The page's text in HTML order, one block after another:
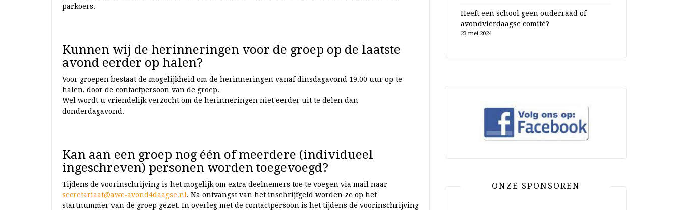
parkoers.
Kunnen wij de herinneringen voor de groep op de laatste
avond eerder op halen?
Voor groepen bestaat de mogelijkheid om de herinneringen vanaf dinsdagavond 19.00 uur op te
halen, door de contactpersoon van de groep.
Wel wordt u vriendelijk verzocht om de herinneringen niet eerder uit te delen dan
donderdagavond.
Kan aan een groep nog één of meerdere (individueel
ingeschreven) personen worden toegevoegd?
Tijdens de voorinschrijving is het mogelijk om extra deelnemers toe te voegen via mail naar
secretariaat@awc-avond4daagse.nl . Na ontvangst van het inschrijfgeld worden ze op het
startnummer van de groep gezet. In overleg met de contactpersoon is het tijdens de voorinschrijving
Heeft een school geen ouderraad of
avondvierdaagse comité?
23 mei 2024
ONZE SPONSOREN